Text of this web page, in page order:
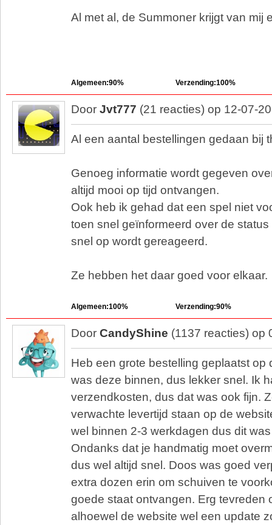
Al met al, de Summoner krijgt van mij
Algemeen:90% Verzending:100%
Door Jvt777 (21 reacties) op 12-07-
Al een aantal bestellingen gedaan bij
Genoeg informatie wordt gegeven
altijd mooi op tijd ontvangen.
Ook heb ik gehad dat een spel niet
toen snel geïnformeerd over de
snel op wordt gereageerd.
Ze hebben het daar goed voor elkaar.
Algemeen:100% Verzending:90%
Door CandyShine (1137 reacties) op
Heb een grote bestelling geplaatst op
was deze binnen, dus lekker snel. Ik
verzendkosten, dus dat was ook fijn.
verwachte levertijd staan op de
wel binnen 2-3 werkdagen dus dit
Ondanks dat je handmatig moet
dus wel altijd snel. Doos was goed
extra dozen erin om schuiven te
goede staat ontvangen. Erg tevreden
alhoewel de website wel een update